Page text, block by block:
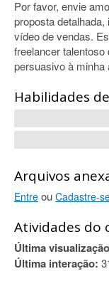
Por favor, envie
proposta
vídeo de vendas.
freelancer
persuasivo à minha
Habilidades
Arquivos
Entre ou Cadastre-
Atividades do
Última
Última interação: